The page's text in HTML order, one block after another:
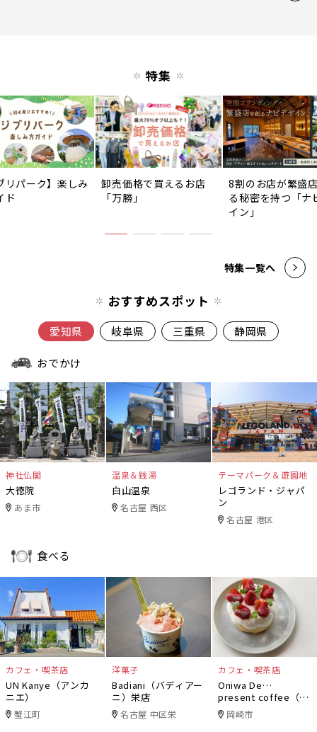
特集
リパーク】楽しみ
ド
卸売価格で買えるお店
「万勝」
8割のお店が繁盛
る秘密を持つ「ナ
イン」
特集一覧へ
おすすめスポット
愛知県 岐阜県 三重県 静岡県
おでかけ
神社仏閣
大徳院
あま市
温泉＆銭湯
白山温泉
名古屋 西区
テーマパーク＆遊園地
レゴランド・ジャパ
ン
名古屋 港区
食べる
カフェ・喫茶店
UN Kanye（アンカ
ニエ）
蟹江町
洋菓子
Badiani（バディアー
ニ）栄店
名古屋 中区栄
カフェ・喫茶店
Oniwa De…
present coffee（オ
ニワデ）
岡崎市